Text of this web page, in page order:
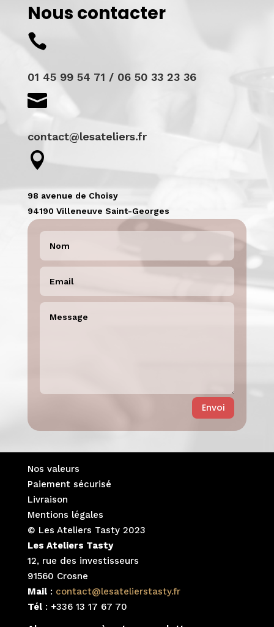
Nous contacter

01 45 99 54 71 / 06 50 33 23 36

contact@lesateliers.fr

98 avenue de Choisy
94190 Villeneuve Saint-Georges
Envoi
Nos valeurs
Paiement sécurisé
Livraison
Mentions légales
© Les Ateliers Tasty 2023
Les Ateliers Tasty
12, rue des investisseurs
91560 Crosne
Mail: contact@lesatelierstasty.fr
Tél: +336 13 17 67 70